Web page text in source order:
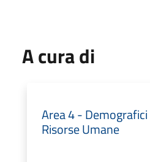
A cura di
Area 4 -
Risorse Umane